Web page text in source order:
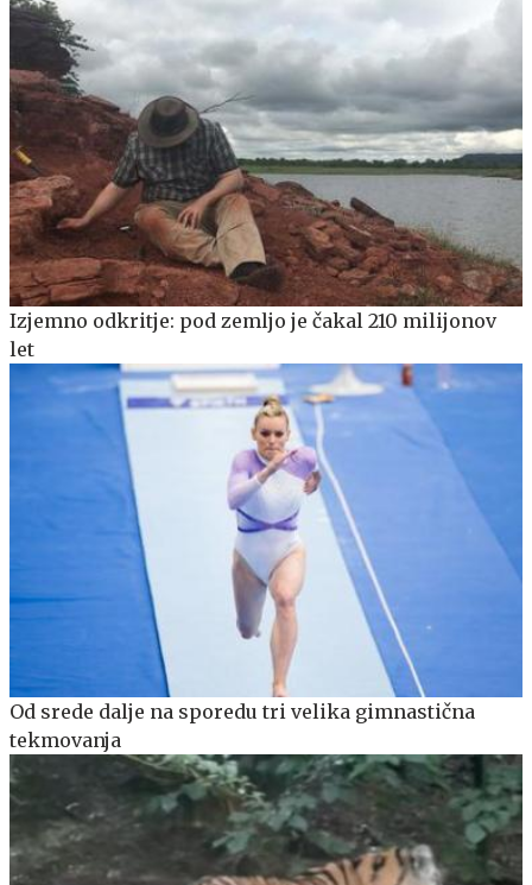
Izjemno odkritje: pod zemljo je čakal 210 milijonov
let
Od srede dalje na sporedu tri velika gimnastična
tekmovanja